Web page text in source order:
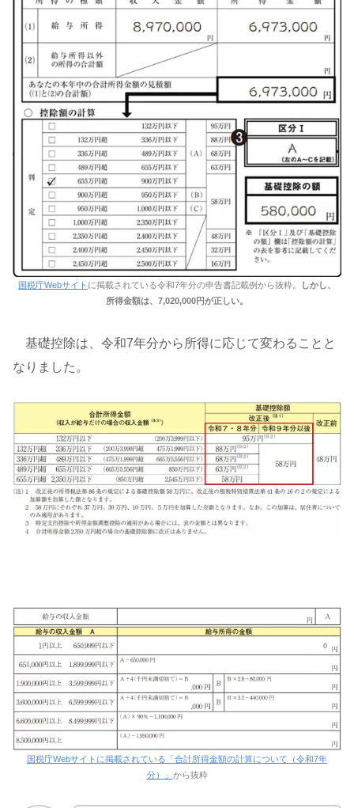
国税庁Webサイト に掲載されている令和7年分の申告書記載例から抜粋。
しかし、
所得金額は、7,020,000円が正しい。
基礎控除は、令和7年分から所得に応じて変わることと
なりました。
国税庁Webサイトに掲載されている「合計所得金額の計算について（令和7年
分）」 から抜粋